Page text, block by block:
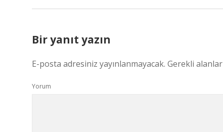
Bir yanıt yazın
E-posta adresiniz yayınlanmayacak. Gerekli alanlar
Yorum